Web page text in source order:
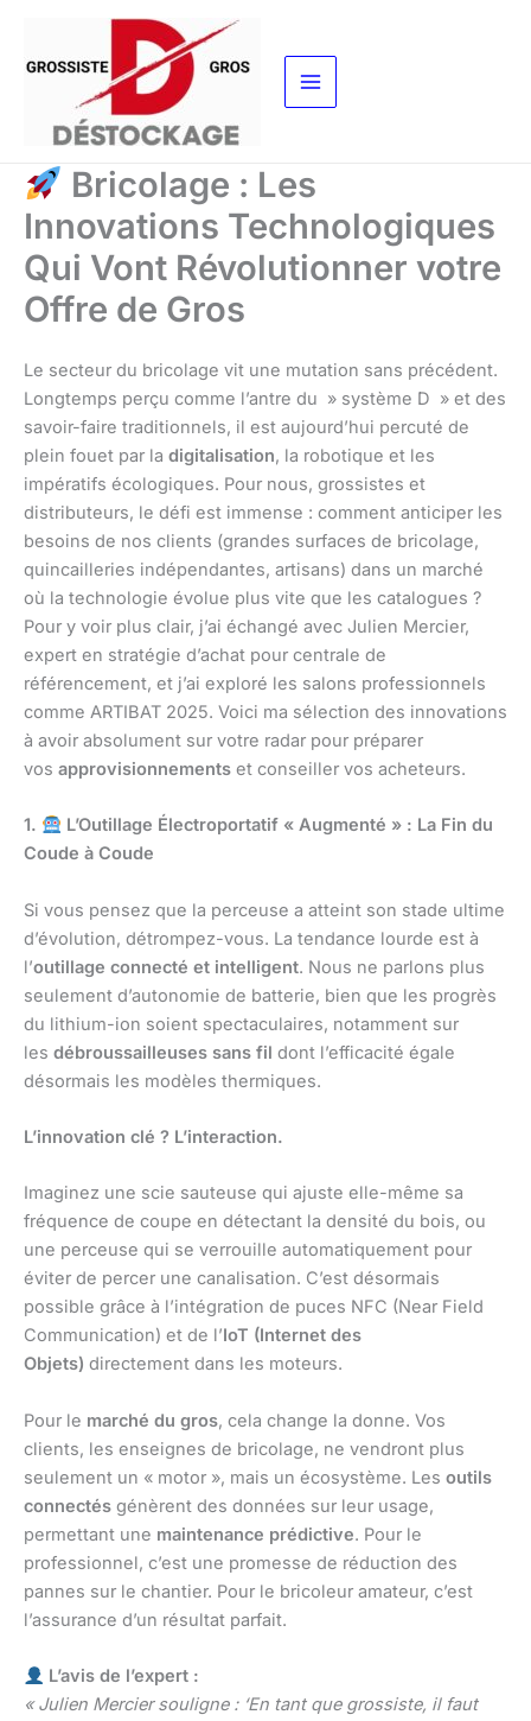
contenu
Bricolage : Les
Innovations Technologiques
Qui Vont Révolutionner votre
Offre de Gros
Le secteur du bricolage vit une mutation sans précédent.
Longtemps perçu comme l’antre du » système D » et des
savoir-faire traditionnels, il est aujourd’hui percuté de
plein fouet par la digitalisation, la robotique et les
impératifs écologiques. Pour nous, grossistes et
distributeurs, le défi est immense : comment anticiper les
besoins de nos clients (grandes surfaces de bricolage,
quincailleries indépendantes, artisans) dans un marché
où la technologie évolue plus vite que les catalogues ?
Pour y voir plus clair, j’ai échangé avec Julien Mercier,
expert en stratégie d’achat pour centrale de
référencement, et j’ai exploré les salons professionnels
comme ARTIBAT 2025. Voici ma sélection des innovations
à avoir absolument sur votre radar pour préparer
vos approvisionnements et conseiller vos acheteurs.
1.
L’Outillage Électroportatif « Augmenté » : La Fin du
Coude à Coude
Si vous pensez que la perceuse a atteint son stade ultime
d’évolution, détrompez-vous. La tendance lourde est à
l’outillage connecté et intelligent. Nous ne parlons plus
seulement d’autonomie de batterie, bien que les progrès
du lithium-ion soient spectaculaires, notamment sur
les débroussailleuses sans fil dont l’efficacité égale
désormais les modèles thermiques.
L’innovation clé ? L’interaction.
Imaginez une scie sauteuse qui ajuste elle-même sa
fréquence de coupe en détectant la densité du bois, ou
une perceuse qui se verrouille automatiquement pour
éviter de percer une canalisation. C’est désormais
possible grâce à l’intégration de puces NFC (Near Field
Communication) et de l’IoT (Internet des
Objets) directement dans les moteurs.
Pour le marché du gros, cela change la donne. Vos
clients, les enseignes de bricolage, ne vendront plus
seulement un « motor », mais un écosystème. Les outils
connectés génèrent des données sur leur usage,
permettant une maintenance prédictive. Pour le
professionnel, c’est une promesse de réduction des
pannes sur le chantier. Pour le bricoleur amateur, c’est
l’assurance d’un résultat parfait.
L’avis de l’expert :
« Julien Mercier souligne : ‘En tant que grossiste, il faut